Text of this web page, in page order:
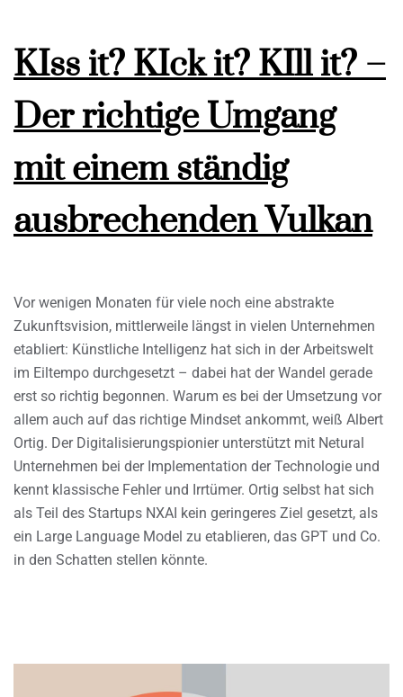
KIss it? KIck it? KIll it? –
Der richtige Umgang
mit einem ständig
ausbrechenden Vulkan
Vor wenigen Monaten für viele noch eine abstrakte
Zukunftsvision, mittlerweile längst in vielen Unternehmen
etabliert: Künstliche Intelligenz hat sich in der Arbeitswelt
im Eiltempo durchgesetzt – dabei hat der Wandel gerade
erst so richtig begonnen. Warum es bei der Umsetzung vor
allem auch auf das richtige Mindset ankommt, weiß Albert
Ortig. Der Digitalisierungspionier unterstützt mit Netural
Unternehmen bei der Implementation der Technologie und
kennt klassische Fehler und Irrtümer. Ortig selbst hat sich
als Teil des Startups NXAI kein geringeres Ziel gesetzt, als
ein Large Language Model zu etablieren, das GPT und Co.
in den Schatten stellen könnte.